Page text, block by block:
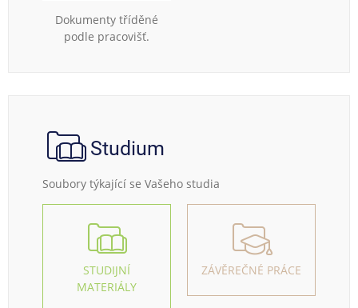
Dokumenty tříděné
podle pracovišť.
Studium
Soubory týkající se Vašeho studia
STUDIJNÍ
MATERIÁLY
ZÁVĚREČNÉ PRÁCE